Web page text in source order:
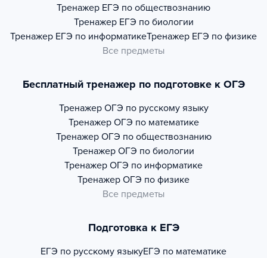
Тренажер ЕГЭ по обществознанию
Тренажер ЕГЭ по биологии
Тренажер ЕГЭ по информатикеТренажер ЕГЭ по физике
Все предметы
Бесплатный тренажер по подготовке к ОГЭ
Тренажер ОГЭ по русскому языку
Тренажер ОГЭ по математике
Тренажер ОГЭ по обществознанию
Тренажер ОГЭ по биологии
Тренажер ОГЭ по информатике
Тренажер ОГЭ по физике
Все предметы
Подготовка к ЕГЭ
ЕГЭ по русскому языкуЕГЭ по математике